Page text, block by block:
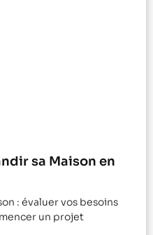
sa Maison en
: évaluer vos besoins
un projet